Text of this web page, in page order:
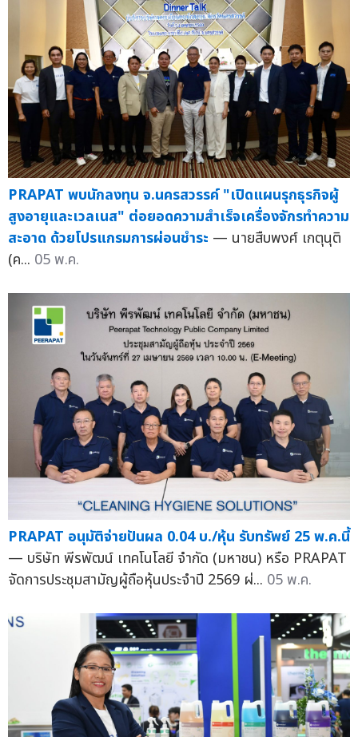
PRAPAT พบนักลงทุน จ.นครสวรรค์ "เปิดแผนรุกธุรกิจผู้
สูงอายุและเวลเนส" ต่อยอดความสำเร็จเครื่องจักรทำความ
สะอาด ด้วยโปรแกรมการผ่อนชำระ — นายสืบพงศ์ เกตุนุติ
(ค... 05 พ.ค.
PRAPAT อนุมัติจ่ายปันผล 0.04 บ./หุ้น รับทรัพย์ 25 พ.ค.นี้
— บริษัท พีรพัฒน์ เทคโนโลยี จำกัด (มหาชน) หรือ PRAPAT
จัดการประชุมสามัญผู้ถือหุ้นประจำปี 2569 ผ่... 05 พ.ค.